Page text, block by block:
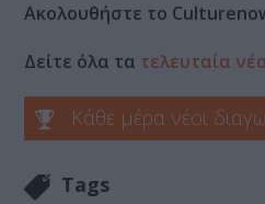
Ακολουθήστε το
Δείτε όλα τα τελευταία
Κάθε μέρα νέοι
Tags